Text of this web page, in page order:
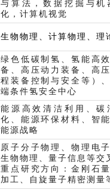
与算法，数据挖掘与机
化，计算机视觉
生物物理、计算物理、理
绿色低碳制氢、氢能高
备、高压动力装备、高
程装备控制与安全等）
端条件氢安全中心
能源高效清洁利用、碳
化、能源环保材料、智
能源战略
原子分子物理、物理电
生物物理、量子信息等交
重点研究方向：金刚石
加工、自旋量子精密测量